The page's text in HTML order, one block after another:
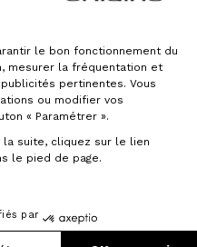
le bon fonctionnement du
mesurer la fréquentation et
pertinentes. Vous
ou modifier vos
« Paramétrer ».
suite, cliquez sur le lien
le pied de page.
par
Crossline with
with 45nm of
advantages of this